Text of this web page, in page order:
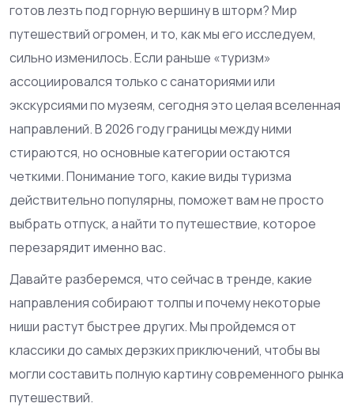
готов лезть под горную вершину в шторм? Мир
путешествий огромен, и то, как мы его исследуем,
сильно изменилось. Если раньше «туризм»
ассоциировался только с санаториями или
экскурсиями по музеям, сегодня это целая вселенная
направлений. В 2026 году границы между ними
стираются, но основные категории остаются
четкими. Понимание того, какие виды туризма
действительно популярны, поможет вам не просто
выбрать отпуск, а найти то путешествие, которое
перезарядит именно вас.
Давайте разберемся, что сейчас в тренде, какие
направления собирают толпы и почему некоторые
ниши растут быстрее других. Мы пройдемся от
классики до самых дерзких приключений, чтобы вы
могли составить полную картину современного рынка
путешествий.